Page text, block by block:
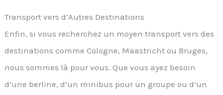
Transport vers d’Autres Destinations
Enfin, si vous recherchez un moyen transport vers des
destinations comme Cologne, Maastricht ou Bruges,
nous sommes là pour vous. Que vous ayez besoin
d’une berline, d’un minibus pour un groupe ou d’un